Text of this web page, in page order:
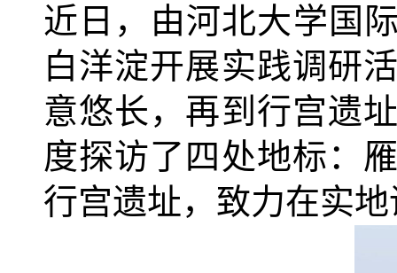
近日，由河北大学国
白洋淀开展实践调研
意悠长，再到行宫遗
度探访了四处地标：
行宫遗址，致力在实